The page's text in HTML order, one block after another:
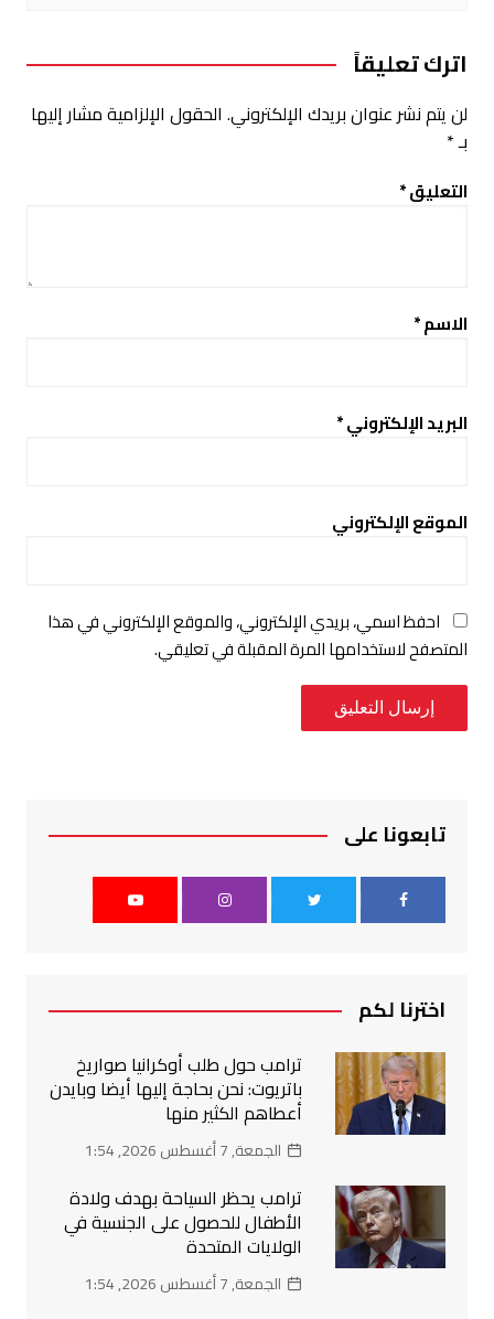
اترك تعليقاً
لن يتم نشر عنوان بريدك الإلكتروني. الحقول الإلزامية مشار إليها
بـ*
التعليق*
الاسم*
البريد الإلكتروني*
الموقع الإلكتروني
احفظ اسمي، بريدي الإلكتروني، والموقع الإلكتروني في هذا
المتصفح لاستخدامها المرة المقبلة في تعليقي.
تابعونا على
اخترنا لكم
ترامب حول طلب أوكرانيا صواريخ
باتريوت: نحن بحاجة إليها أيضا وبايدن
أعطاهم الكثير منها
الجمعة, 7 أغسطس 2026, 1:54
ترامب يحظر السياحة بهدف ولادة
الأطفال للحصول على الجنسية في
الولايات المتحدة
الجمعة, 7 أغسطس 2026, 1:54